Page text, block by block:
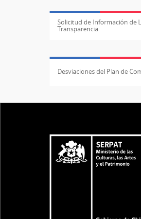
Solicitud de Información de
Transparencia
Desviaciones del Plan de